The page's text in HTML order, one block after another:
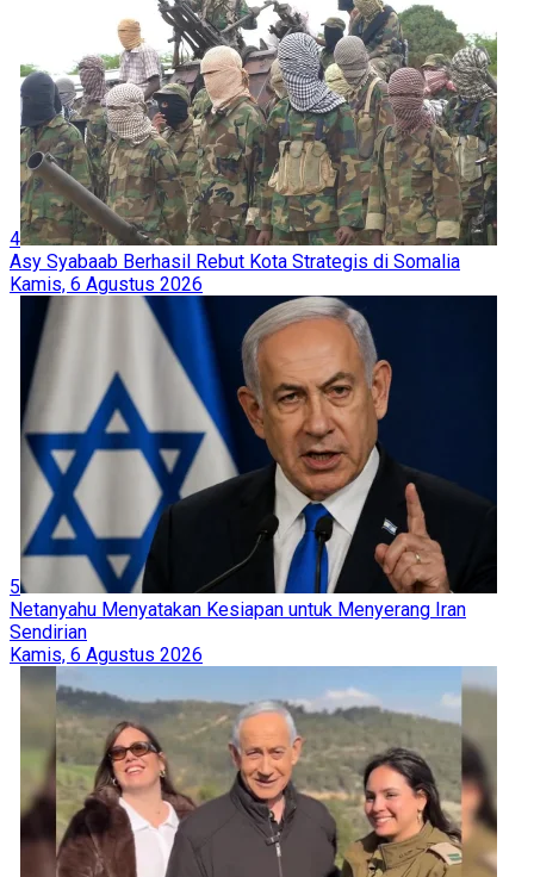
4
Asy Syabaab Berhasil Rebut Kota Strategis di Somalia
Kamis, 6 Agustus 2026
5
Netanyahu Menyatakan Kesiapan untuk Menyerang Iran
Sendirian
Kamis, 6 Agustus 2026